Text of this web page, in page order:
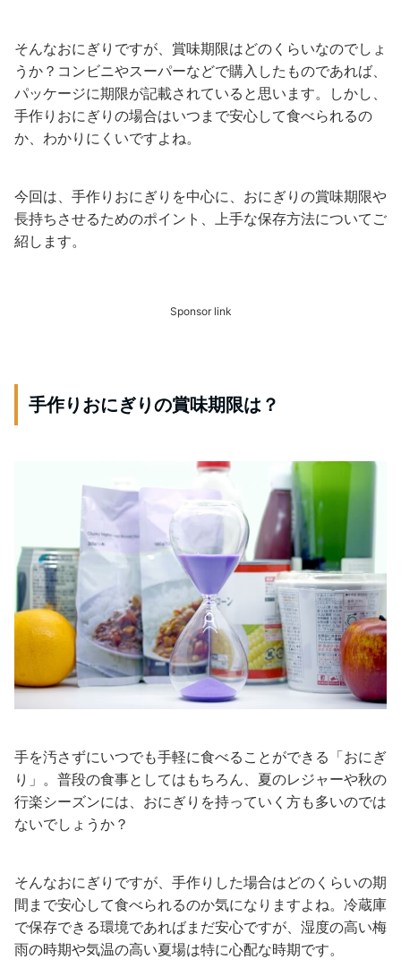
そんなおにぎりですが、賞味期限はどのくらいなのでしょ
うか？コンビニやスーパーなどで購入したものであれば、
パッケージに期限が記載されていると思います。しかし、
手作りおにぎりの場合はいつまで安心して食べられるの
か、わかりにくいですよね。
今回は、手作りおにぎりを中心に、おにぎりの賞味期限や
長持ちさせるためのポイント、上手な保存方法についてご
紹します。
Sponsor link
手作りおにぎりの賞味期限は？
手を汚さずにいつでも手軽に食べることができる「おにぎ
り」。普段の食事としてはもちろん、夏のレジャーや秋の
行楽シーズンには、おにぎりを持っていく方も多いのでは
ないでしょうか？
そんなおにぎりですが、手作りした場合はどのくらいの期
間まで安心して食べられるのか気になりますよね。冷蔵庫
で保存できる環境であればまだ安心ですが、湿度の高い梅
雨の時期や気温の高い夏場は特に心配な時期です。